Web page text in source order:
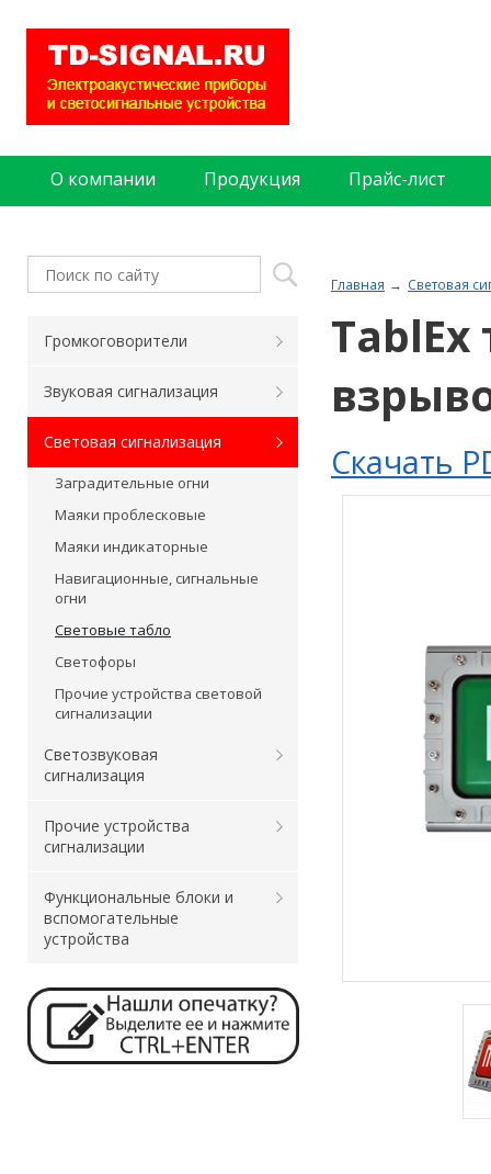
О компании Продукция Прайс-лист
Главная Световая
Скачать
Громкоговорители
Звуковая сигнализация
Световая сигнализация
Заградительные огни
Маяки проблесковые
Маяки индикаторные
Навигационные, сигнальные
огни
Световые табло
Светофоры
Прочие устройства световой
сигнализации
Светозвуковая
сигнализация
Прочие устройства
сигнализации
Функциональные блоки и
вспомогательные
устройства